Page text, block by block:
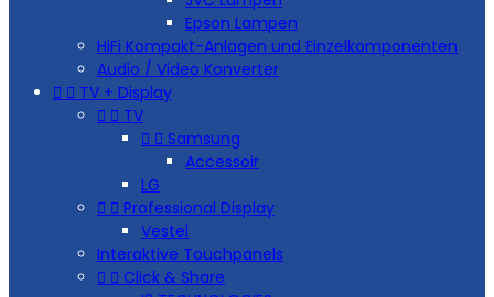
Epson Lampen
HiFi Kompakt-Anlagen und Einzelkomponenten
Audio / Video Konverter
  TV + Display
  TV
  Samsung
Accessoir
LG
  Professional Display
Vestel
Interaktive Touchpanels
  Click & Share